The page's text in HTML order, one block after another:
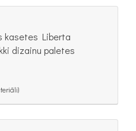
kasetes Liberta
dizainu paletes